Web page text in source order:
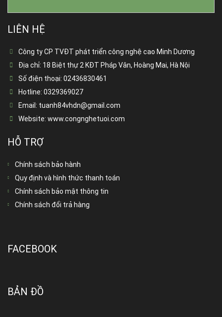
LIÊN HỆ
Công ty CP TVĐT phát triển công nghệ cao Minh Dương
Địa chỉ: 18 Biệt thự 2 KĐT Pháp Vân, Hoàng Mai, Hà Nội
Số điện thoại: 02436830461
Hotline: 0329369027
Email: tuanh84vhdn@gmail.com
Website: www.congnghetuoi.com
HỖ TRỢ
Chính sách bảo hành
Quy định và hình thức thanh toán
Chính sách bảo mật thông tin
Chính sách đổi trả hàng
FACEBOOK
BẢN ĐỒ